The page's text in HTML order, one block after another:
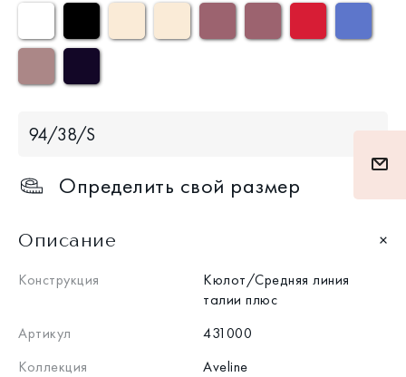
94/38/S
Определить свой размер
Описание
Конструкция
Кюлот/Средняя линия
талии плюс
Артикул
431000
Коллекция
Aveline